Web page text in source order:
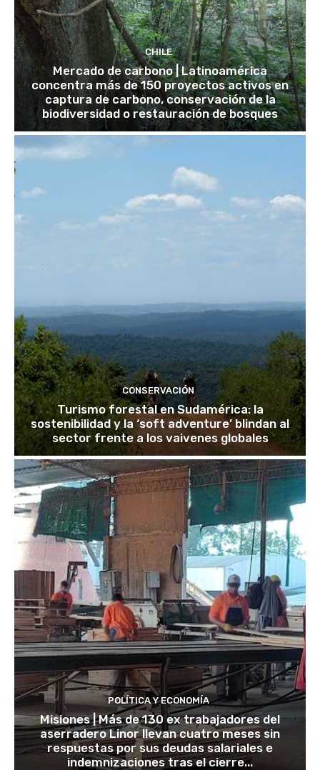
CHILE
Mercado de carbono | Latinoamérica
concentra más de 150 proyectos activos en
captura de carbono, conservación de la
biodiversidad o restauración de bosques
CONSERVACIÓN
Turismo forestal en Sudamérica: la
sostenibilidad y la ‘soft adventure’ blindan al
sector frente a los vaivenes globales
POLÍTICA Y ECONOMÍA
Misiones | Más de 130 ex trabajadores del
aserradero Linor llevan cuatro meses sin
respuestas por sus deudas salariales e
indemnizaciones tras el cierre...